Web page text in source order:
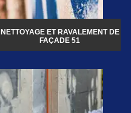
NETTOYAGE ET RAVALEMENT DE
FAÇADE 51